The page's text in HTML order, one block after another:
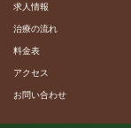
求人情報
治療の流れ
料金表
アクセス
お問い合わせ